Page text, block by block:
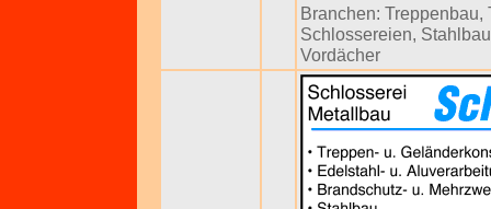
Branchen: Treppenbau,
Schlossereien, Stahlbau
Vordächer